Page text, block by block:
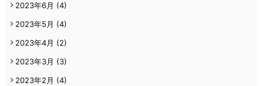
2023年6月 (4)
2023年5月 (4)
2023年4月 (2)
2023年3月 (3)
2023年2月 (4)